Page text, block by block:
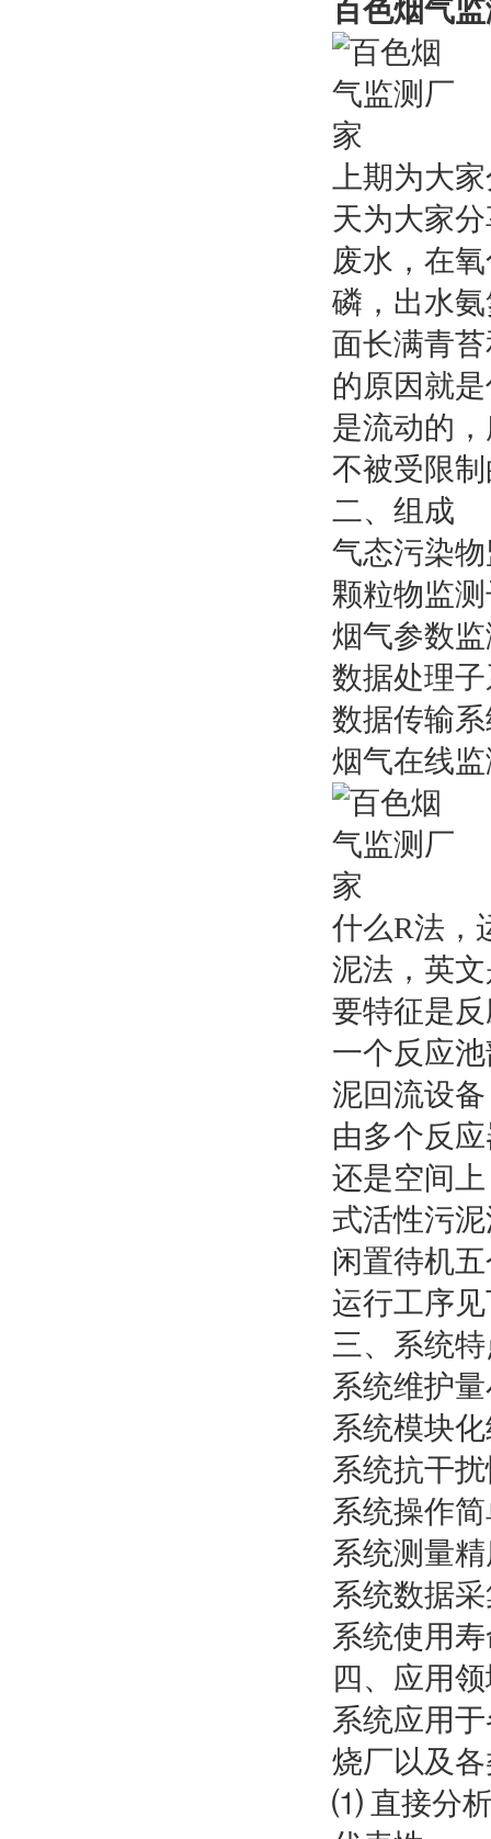
百色烟气
上期为大
天为大家
废水，在
磷，出水
面长满青
的原因就
是流动的
不被受限
二、组成
气态污染物
颗粒物监
烟气参数
数据处理
数据传输
烟气在线
什么R法，
泥法，英文
要特征是
一个反应
泥回流设
由多个反
还是空间
式活性污
闲置待机
运行工序
三、系统
系统维护
系统模块
系统抗干
系统操作
系统测量
系统数据
系统使用
四、应用
系统应用
烧厂以及
⑴ 直接分